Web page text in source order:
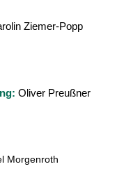
Ziemer-Popp
Oliver Preußner
Morgenroth